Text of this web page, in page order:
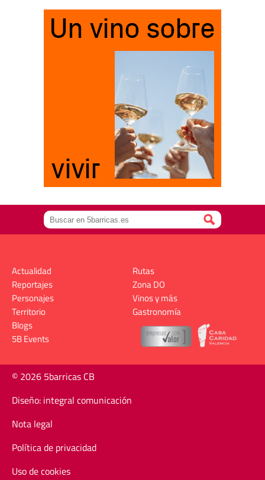
Actualidad
Reportajes
Personajes
Territorio
Rutas
Zona DO
Vinos y más
Gastronomía
Blogs
5B Events
© 2026 5barricas CB
Diseño: integral comunicación
Nota legal
Política de privacidad
Uso de cookies